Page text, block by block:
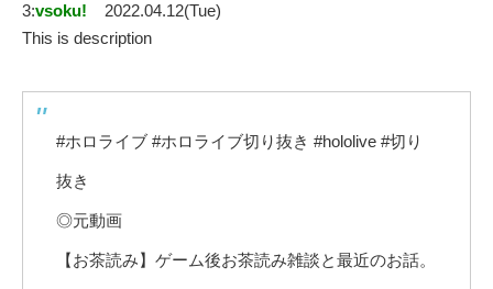
3:vsoku!
2022.04.12(Tue)
This is description
#ホロライブ #ホロライブ切り抜き​ #hololive #切り
抜き
◎元動画
【お茶読み】ゲーム後お茶読み雑談と最近のお話。